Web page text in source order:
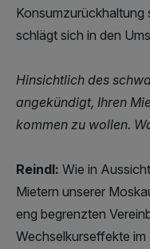
Konsumzurückhaltung
schlägt sich in den
Hinsichtlich des
angekündigt, Ihren
kommen zu wollen.
Reindl: Wie in
Mietern unserer
eng begrenzten
Wechselkurseffekte